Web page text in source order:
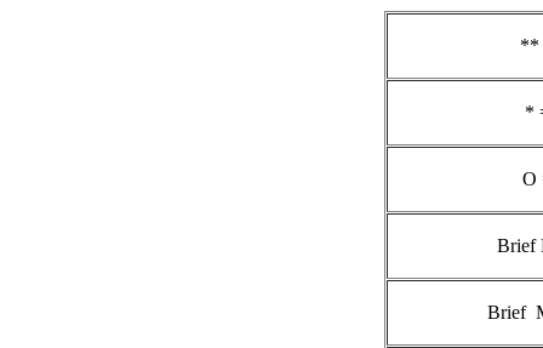
**
*
O
Brief
Brief